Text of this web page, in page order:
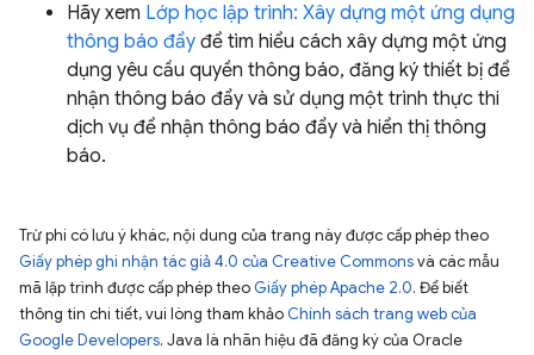
Hãy xem Lớp học lập trình: Xây dựng một ứng dụng
thông báo đẩy để tìm hiểu cách xây dựng một ứng
dụng yêu cầu quyền thông báo, đăng ký thiết bị để
nhận thông báo đẩy và sử dụng một trình thực thi
dịch vụ để nhận thông báo đẩy và hiển thị thông
báo.
Trừ phi có lưu ý khác, nội dung của trang này được cấp phép theo
Giấy phép ghi nhận tác giả 4.0 của Creative Commonsvà các mẫu
mã lập trình được cấp phép theo Giấy phép Apache 2.0. Để biết
thông tin chi tiết, vui lòng tham khảo Chính sách trang web của
Google Developers. Java là nhãn hiệu đã đăng ký của Oracle